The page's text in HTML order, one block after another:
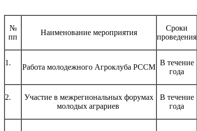
№
пп
Наименование мероприятия
Сроки
проведения
1.
Работа молодежного Агроклуба РССМ
В течение
года
2.
Участие в межрегиональных форумах
молодых аграриев
В течение
года